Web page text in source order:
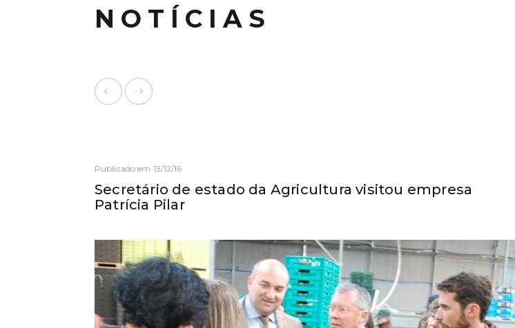
NOTÍCIAS
Publicado em 13/12/16
Secretário de estado da Agricultura visitou empresa
Patrícia Pilar